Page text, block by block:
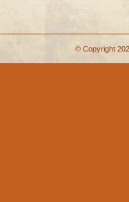
© Copyright